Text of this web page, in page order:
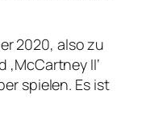
2020, also zu
II‘
spielen. Es ist